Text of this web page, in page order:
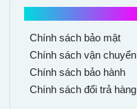
Chính sách bảo mật
Chính sách vận chuyển
Chính sách bảo hành
Chính sách đổi trả hàng